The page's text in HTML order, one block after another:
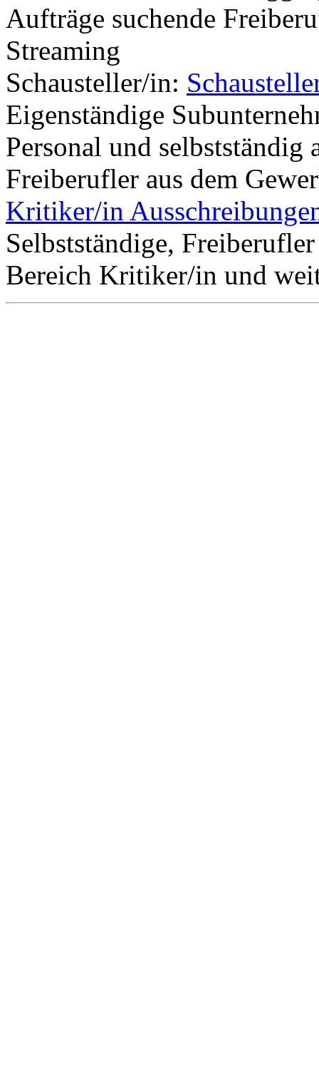
Aufträge suchende
Streaming
Schausteller/in:
Eigenständige
Personal und selbstständig
Freiberufler aus dem
Kritiker/in
Selbstständige,
Bereich Kritiker/in und